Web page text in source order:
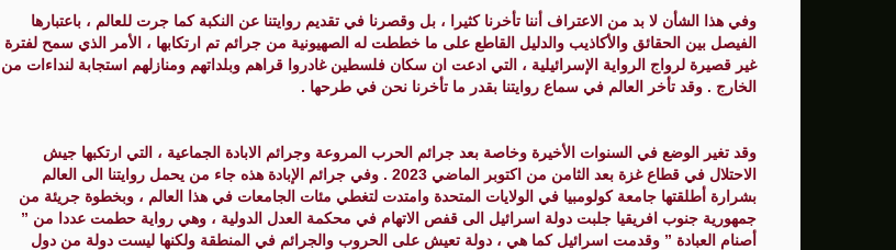
وفي هذا الشأن لا بد من الاعتراف أننا تأخرنا كثيرا ، بل وقصرنا في تقديم روايتنا عن النكبة كما جرت للعالم ، باعتبارها
الفيصل بين الحقائق والأكاذيب والدليل القاطع على ما خططت له الصهيونية من جرائم تم ارتكابها ، الأمر الذي سمح لفترة
غير قصيرة لرواج الرواية الإسرائيلية ، التي ادعت ان سكان فلسطين غادروا قراهم وبلداتهم ومنازلهم استجابة لنداءات من
الخارج . وقد تأخر العالم في سماع روايتنا بقدر ما تأخرنا نحن في طرحها .
وقد تغير الوضع في السنوات الأخيرة وخاصة بعد جرائم الحرب المروعة وجرائم الابادة الجماعية ، التي ارتكبها جيش
الاحتلال في قطاع غزة بعد الثامن من اكتوبر الماضي 2023 . وفي جرائم الإبادة هذه جاء من يحمل روايتنا الى العالم
بشرارة أطلقتها جامعة كولومبيا في الولايات المتحدة وامتدت لتغطي مئات الجامعات في هذا العالم ، وبخطوة جريئة من
جمهورية جنوب افريقيا جلبت دولة اسرائيل الى قفص الاتهام في محكمة العدل الدولية ، وهي رواية حطمت عددا من ”
أصنام العبادة ” وقدمت اسرائيل كما هي ، دولة تعيش على الحروب والجرائم في المنطقة ولكنها ليست دولة من دول